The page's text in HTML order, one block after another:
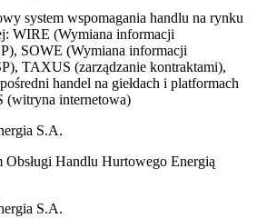
system wspomagania handlu na rynku
WIRE (Wymiana informacji
SOWE (Wymiana informacji
TAXUS (zarządzanie kontraktami),
handel na giełdach i platformach
(witryna internetowa)
S.A.
Obsługi Handlu Hurtowego Energią
S.A.